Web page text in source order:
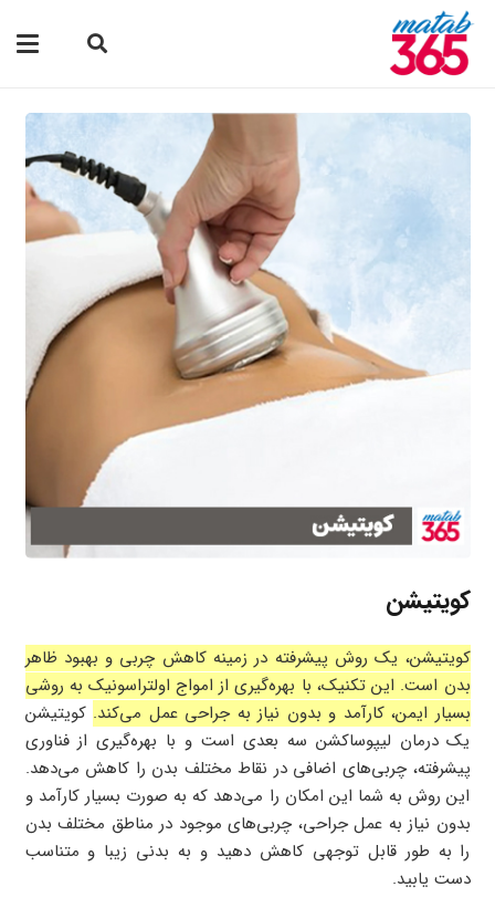
کویتیشن
کویتیشن، یک روش پیشرفته در زمینه کاهش چربی و بهبود ظاهر
بدن است. این تکنیک، با بهره‌گیری از امواج اولتراسونیک به روشی
بسیار ایمن، کارآمد و بدون نیاز به جراحی عمل می‌کند. کویتیشن
یک درمان لیپوساکشن سه بعدی است و با بهره‌گیری از فناوری
پیشرفته، چربی‌های اضافی در نقاط مختلف بدن را کاهش می‌دهد.
این روش به شما این امکان را می‌دهد که به صورت بسیار کارآمد و
بدون نیاز به عمل جراحی، چربی‌های موجود در مناطق مختلف بدن
را به طور قابل توجهی کاهش دهید و به بدنی زیبا و متناسب
دست یابید.